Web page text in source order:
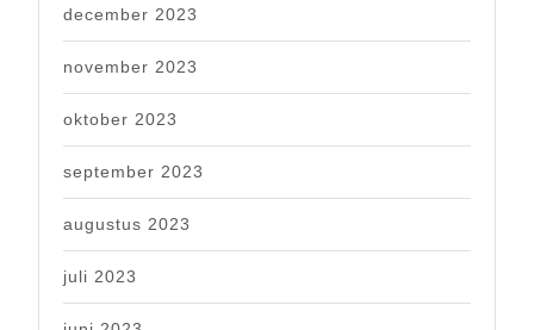
december 2023
november 2023
oktober 2023
september 2023
augustus 2023
juli 2023